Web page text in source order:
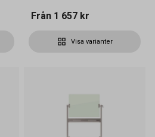
Från 1 657 kr
Visa varianter